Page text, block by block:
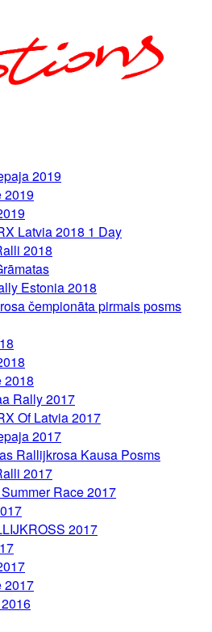
2019
2019
Latvia 2018 1 Day
2018
Estonia 2018
čempionāta pirmais posms
2018
Rally 2017
Of Latvia 2017
2017
Rallijkrosa Kausa Posms
2017
Race 2017
2017
2017